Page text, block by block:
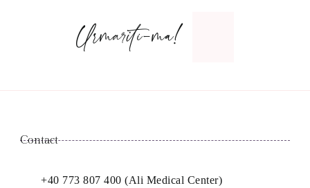
Urmariti-ma!
Contact
+40 773 807 400 (Ali Medical Center)